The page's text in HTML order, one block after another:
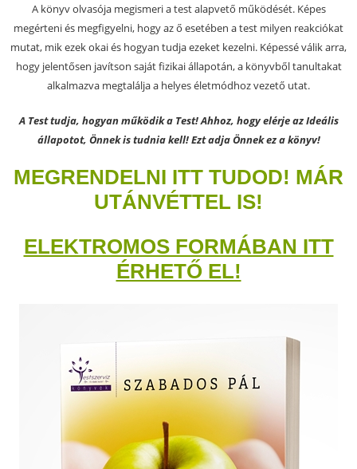
A könyv olvasója megismeri a test alapvető működését. Képes
megérteni és megfigyelni, hogy az ő esetében a test milyen reakciókat
mutat, mik ezek okai és hogyan tudja ezeket kezelni. Képessé válik arra,
hogy jelentősen javítson saját fizikai állapotán, a könyvből tanultakat
alkalmazva megtalálja a helyes életmódhoz vezető utat.
A Test tudja, hogyan működik a Test! Ahhoz, hogy elérje az Ideális
állapotot, Önnek is tudnia kell! Ezt adja Önnek ez a könyv!
MEGRENDELNI ITT TUDOD! MÁR
UTÁNVÉTTEL IS!
ELEKTROMOS FORMÁBAN ITT
ÉRHETŐ EL!